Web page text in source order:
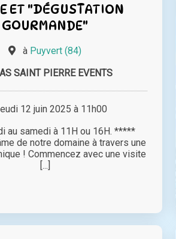
ET "DÉGUSTATION
GOURMANDE"
à Puyvert (84)
SAINT PIERRE EVENTS
12 juin 2025 à 11h00
au samedi à 11H ou 16H. *****
de notre domaine à travers une
! Commencez avec une visite
[...]